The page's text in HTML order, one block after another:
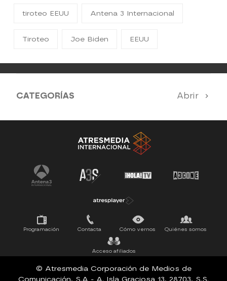
tiroteo EEUU Antena 3 Internacional
Tiroteo Joe Biden EEUU
CATEGORÍAS Abrir
Antena 3 Noticias El Hormiguero
Tu cara me suena Pasapalabra
Programación Contacta Cómo vernos Quiénes somos
Acceso afiliados
© Atresmedia Corporación de Medios de